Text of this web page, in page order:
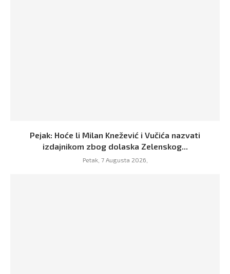
Pejak: Hoće li Milan Knežević i Vučića nazvati
izdajnikom zbog dolaska Zelenskog...
Petak, 7 Augusta 2026,